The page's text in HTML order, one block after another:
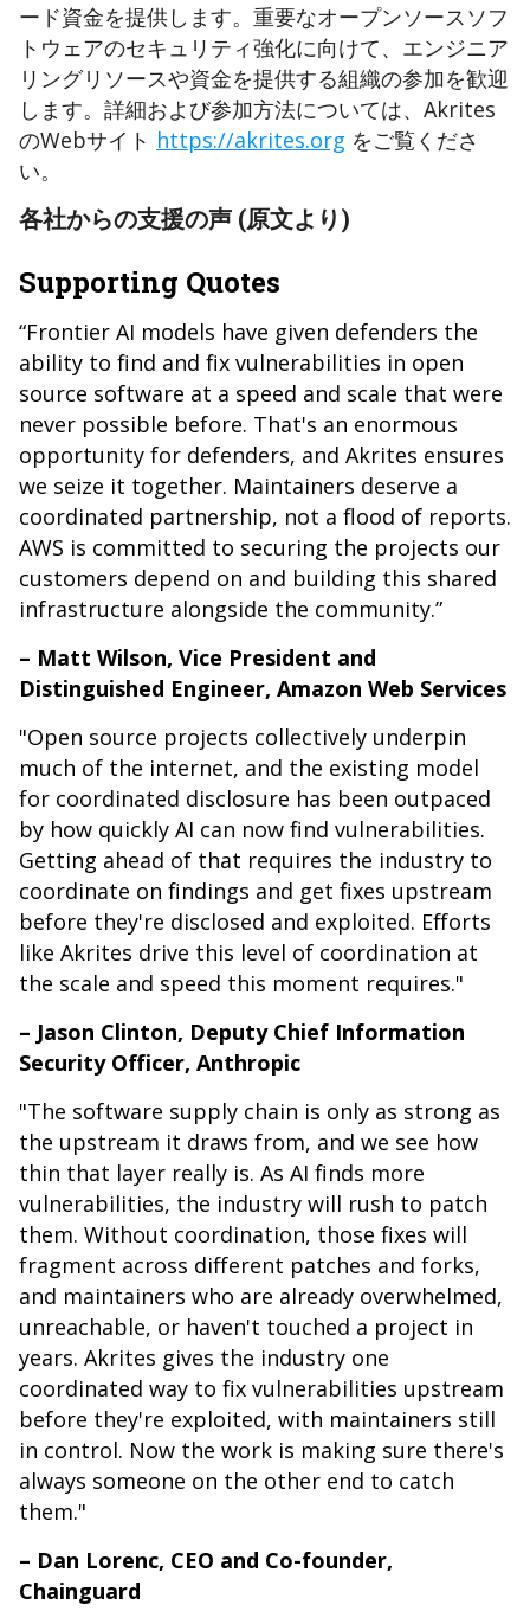
ード資金を提供します。 重要なオープンソースソフ
トウェアのセキュリティ強化に向けて、エンジニア
リングリソースや資金を提供する組織の参加を歓迎
します。 詳細および参加方法については、Akrites
のWebサイト https://akrites.org をご覧くださ
い。
各社からの支援の声 (原文より)
Supporting Quotes
“Frontier AI models have given defenders the
ability to find and fix vulnerabilities in open
source software at a speed and scale that were
never possible before. That's an enormous
opportunity for defenders, and Akrites ensures
we seize it together. Maintainers deserve a
coordinated partnership, not a flood of reports.
AWS is committed to securing the projects our
customers depend on and building this shared
infrastructure alongside the community.”
– Matt Wilson, Vice President and
Distinguished Engineer, Amazon Web Services
"Open source projects collectively underpin
much of the internet, and the existing model
for coordinated disclosure has been outpaced
by how quickly AI can now find vulnerabilities.
Getting ahead of that requires the industry to
coordinate on findings and get fixes upstream
before they're disclosed and exploited. Efforts
like Akrites drive this level of coordination at
the scale and speed this moment requires."
– Jason Clinton, Deputy Chief Information
Security Officer, Anthropic
"The software supply chain is only as strong as
the upstream it draws from, and we see how
thin that layer really is. As AI finds more
vulnerabilities, the industry will rush to patch
them. Without coordination, those fixes will
fragment across different patches and forks,
and maintainers who are already overwhelmed,
unreachable, or haven't touched a project in
years. Akrites gives the industry one
coordinated way to fix vulnerabilities upstream
before they're exploited, with maintainers still
in control. Now the work is making sure there's
always someone on the other end to catch
them."
– Dan Lorenc, CEO and Co-founder,
Chainguard